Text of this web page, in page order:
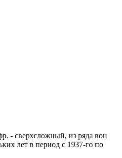
- сверхсложный, из ряда вон
лет в период с 1937-го по